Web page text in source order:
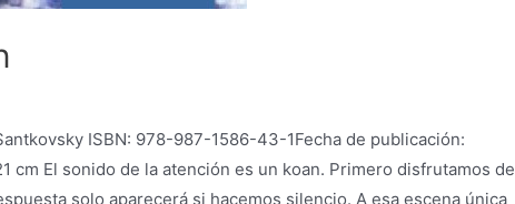
ISBN: 978-987-1586-43-1Fecha de publicación:
cm El sonido de la atención es un koan. Primero disfrutamos de
solo aparecerá si hacemos silencio. A esa escena única